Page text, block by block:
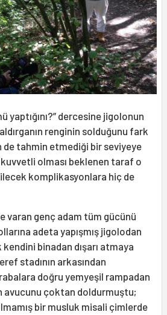
yaptığını?” dercesine jigolonun
renginin solduğunu fark
tahmin etmediği bir seviyeye
olması beklenen taraf o
komplikasyonlara hiç de
varan genç adam tüm gücünü
adeta yapışmış jigolodan
binadan dışarı atmaya
stadının arkasından
doğru yemyeşil rampadan
avucunu çoktan doldurmuştu;
bir musluk misali çimlerde